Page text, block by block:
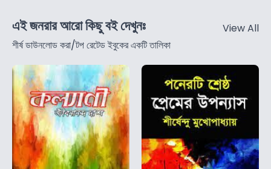
এই জনরার আরো কিছু বই দেখুনঃ
শীর্ষ ডাউনলোড করা/টপ রেটেড ইবুকের একটি তালিকা
View All